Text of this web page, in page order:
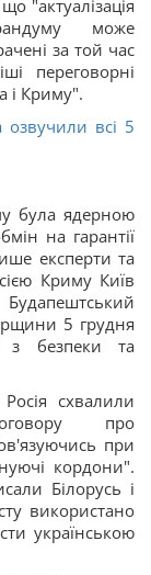
"актуалізація
може
за той час
переговорні
і Криму".
озвучили всі 5
була ядерною
на гарантії
експерти та
Криму Київ
5 грудня
з безпеки та
схвалили
про
при
кордони".
Білорусь і
використано
українською